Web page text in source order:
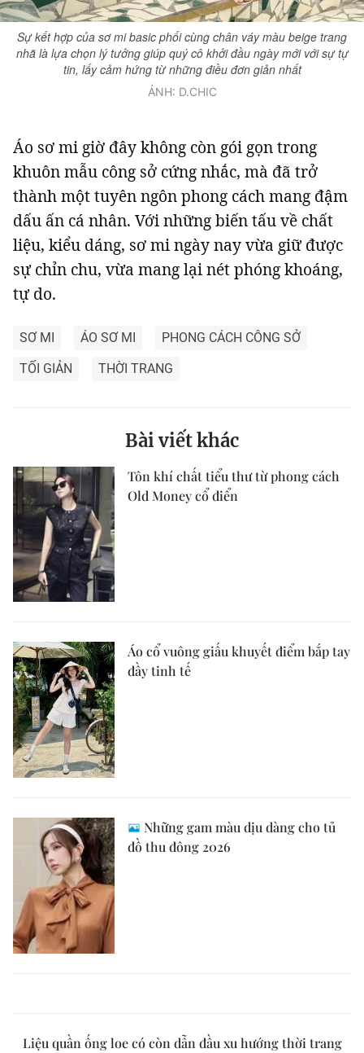
Sự kết hợp của sơ mi basic phối cùng chân váy màu beige trang
nhã là lựa chọn lý tưởng giúp quý cô khởi đầu ngày mới với sự tự
tin, lấy cảm hứng từ những điều đơn giản nhất
ẢNH: D.CHIC
Áo sơ mi giờ đây không còn gói gọn trong
khuôn mẫu công sở cứng nhắc, mà đã trở
thành một tuyên ngôn phong cách mang đậm
dấu ấn cá nhân. Với những biến tấu về chất
liệu, kiểu dáng, sơ mi ngày nay vừa giữ được
sự chỉn chu, vừa mang lại nét phóng khoáng,
tự do.
SƠ MI ÁO SƠ MI
PHONG CÁCH CÔNG SỞ
TỐI GIẢN
THỜI TRANG
Bài viết khác
Tôn khí chất tiểu thư từ phong cách
Old Money cổ điển
Áo cổ vuông giấu khuyết điểm bắp tay
đầy tinh tế
Những gam màu dịu dàng cho tủ
đồ thu đông 2026
Liệu quần ống loe có còn dẫn đầu xu hướng thời trang